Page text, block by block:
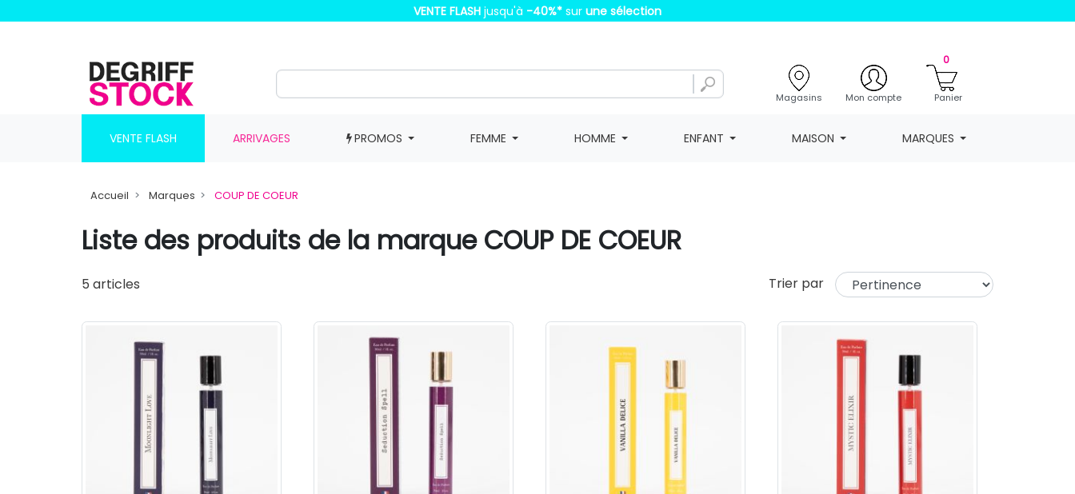
VENTE FLASH jusqu'à -40%* sur une sélection
Magasins Mon compte
0
Panier
VENTE FLASH ARRIVAGES PROMOS FEMME HOMME ENFANT MAISON MARQUES
Accueil Marques COUP DE COEUR
Liste des produits de la marque COUP DE COEUR
5 articles Trier par